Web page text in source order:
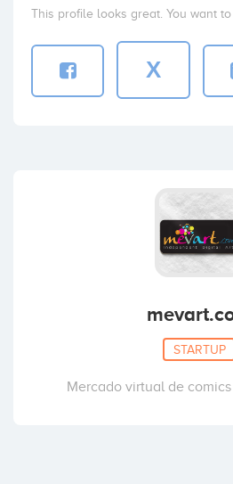
This profile looks great. You want
X
STARTUP
Mercado virtual de